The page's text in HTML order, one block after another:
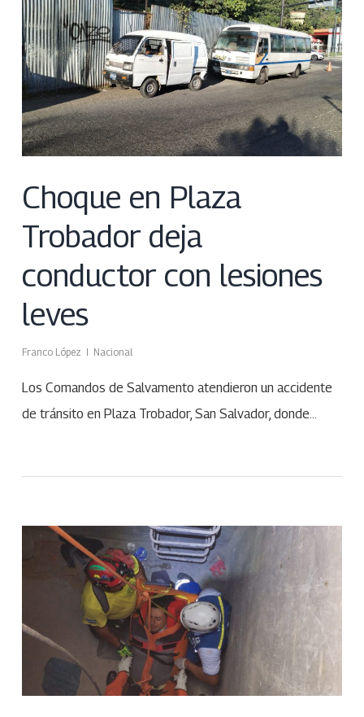
Choque en Plaza
Trobador deja
conductor con lesiones
leves
Franco López Nacional
Los Comandos de Salvamento atendieron un accidente
de tránsito en Plaza Trobador, San Salvador, donde…